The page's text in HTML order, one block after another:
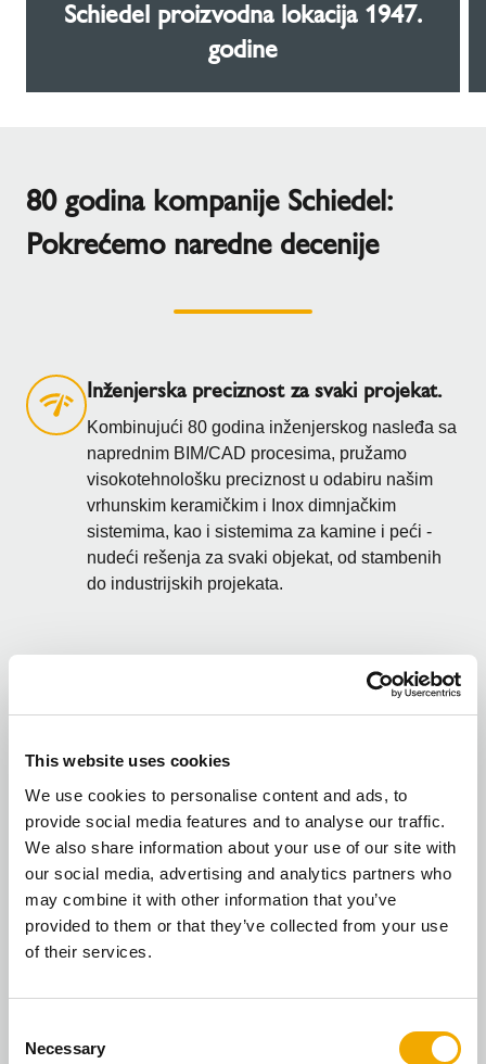
This website uses cookies
We use cookies to personalise content and ads, to
provide social media features and to analyse our traffic.
We also share information about your use of our site with
our social media, advertising and analytics partners who
may combine it with other information that you’ve
provided to them or that they’ve collected from your use
of their services.
Necessary
Schiedel proizvodna lokacija 1947.
godine
80 godina kompanije Schiedel:
Pokrećemo naredne decenije
Inženjerska preciznost za svaki projekat.
Kombinujući 80 godina inženjerskog nasleđa sa
naprednim BIM/CAD procesima, pružamo
visokotehnološku preciznost u odabiru našim
vrhunskim keramičkim i Inox dimnjačkim
sistemima, kao i sistemima za kamine i peći -
nudeći rešenja za svaki objekat, od stambenih
do industrijskih projekata.
Podržavamo Vašu viziju od najranijih faza
planiranja, pa sve do instalacije na licu mesta.
Ne verujemo u jedno rešenje za sve; pružamo
rešenja po meri i sveobuhvatnu uslugu
zasnovanu na saradnji.
godinu, aktivno radimo na smanjenju ekološkog